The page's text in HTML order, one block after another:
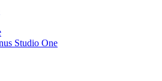
Studio One